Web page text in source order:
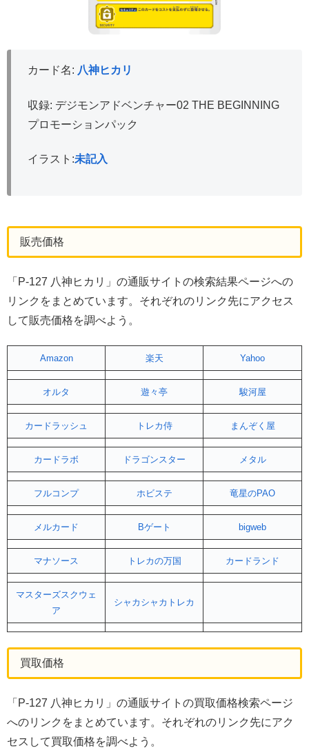
カード名: 八神ヒカリ
収録: デジモンアドベンチャー02 THE BEGINNING
プロモーションパック
イラスト:未記入
販売価格
「P-127 八神ヒカリ」の通販サイトの検索結果ページへの
リンクをまとめています。それぞれのリンク先にアクセス
して販売価格を調べよう。
Amazon 楽天 Yahoo
オルタ 遊々亭 駿河屋
カードラッシュ トレカ侍 まんぞく屋
カードラボ ドラゴンスター メタル
フルコンプ ホビステ 竜星のPAO
メルカード Bゲート bigweb
マナソース トレカの万国 カードランド
マスターズスクウェ
ア
シャカシャカトレカ
買取価格
「P-127 八神ヒカリ」の通販サイトの買取価格検索ページ
へのリンクをまとめています。それぞれのリンク先にアク
セスして買取価格を調べよう。